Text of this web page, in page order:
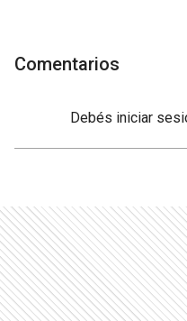
Comentarios
Debés iniciar